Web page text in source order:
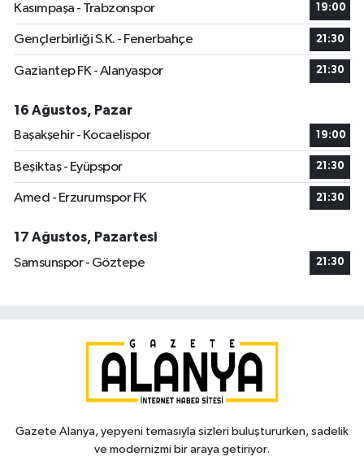
Kasımpaşa - Trabzonspor 19:00
Gençlerbirliği S.K. - Fenerbahçe 21:30
Gaziantep FK - Alanyaspor 21:30
16 Ağustos, Pazar
Başakşehir - Kocaelispor
19:00
Beşiktaş - Eyüpspor 21:30
Amed - Erzurumspor FK 21:30
17 Ağustos, Pazartesi
Samsunspor - Göztepe
21:30
Gazete Alanya, yepyeni temasıyla sizleri buluştururken, sadelik
ve modernizmi bir araya getiriyor.